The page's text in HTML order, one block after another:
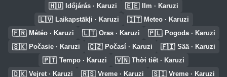
🇭🇺 Időjárás · Karuzi 🇪🇪 Ilm · Karuzi
🇱🇻 Laikapstākļi · Karuzi 🇮🇹 Meteo · Karuzi
🇫🇷 Météo · Karuzi 🇱🇹 Oras · Karuzi 🇵🇱 Pogoda · Karuzi
🇸🇰 Počasie · Karuzi 🇨🇿 Počasí · Karuzi 🇫🇮 Sää · Karuzi
🇵🇹 Tempo · Karuzi 🇻🇳 Thời tiết · Karuzi
🇩🇰 Vejret · Karuzi 🇷🇸 Vreme · Karuzi 🇸🇮 Vreme · Karuzi